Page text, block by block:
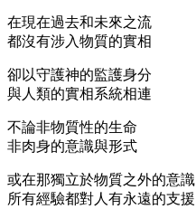
在現在過去和未來之流
都沒有涉入物質的實相
卻以守護神的監護身分
與人類的實相系統相連
不論非物質性的生命
非肉身的意識與形式
或在那獨立於物質之外的意識
所有經驗都對人有永遠的支援